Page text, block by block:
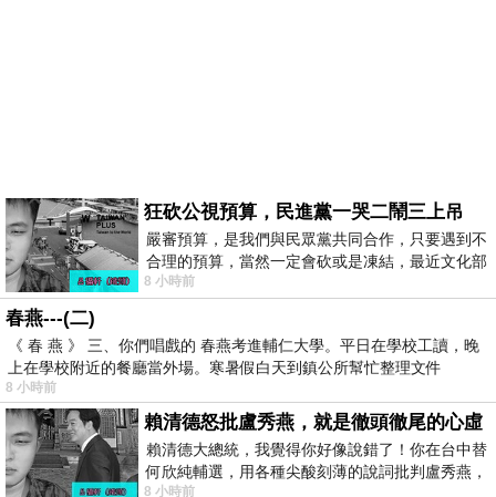
狂砍公視預算，民進黨一哭二鬧三上吊
嚴審預算，是我們與民眾黨共同合作，只要遇到不
合理的預算，當然一定會砍或是凍結，最近文化部
要編列公視和Taiwan plus預算，在110年
8 小時前
春燕---(二)
《 春 燕 》 三、你們唱戲的 春燕考進輔仁大學。平日在學校工讀，晚
上在學校附近的餐廳當外場。寒暑假白天到鎮公所幫忙整理文件
8 小時前
賴清德怒批盧秀燕，就是徹頭徹尾的心虛
賴清德大總統，我覺得你好像說錯了！你在台中替
何欣純輔選，用各種尖酸刻薄的說詞批判盧秀燕，
8 小時前